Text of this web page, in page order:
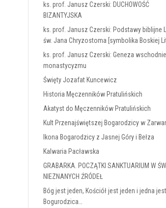
ks. prof. Janusz Czerski: DUCHOWOŚĆ
BIZANTYJSKA
ks. prof. Janusz Czerski: Podstawy biblijne
św. Jana Chryzostoma [symbolika Boskiej
ks. prof. Janusz Czerski: Geneza
monastycyzmu
Święty Jozafat Kuncewicz
Historia Męczenników Pratulińskich
Akatyst do Męczenników Pratulińskich
Kult Przenajświętszej Bogarodzicy w
Ikona Bogarodzicy z Jasnej Góry i Bełza
Kalwaria Pacławska
GRABARKA. POCZĄTKI SANKTUARIUM W
NIEZNANYCH ŹRÓDEŁ
Bóg jest jeden, Kościół jest jeden i jedna
Bogurodzica…